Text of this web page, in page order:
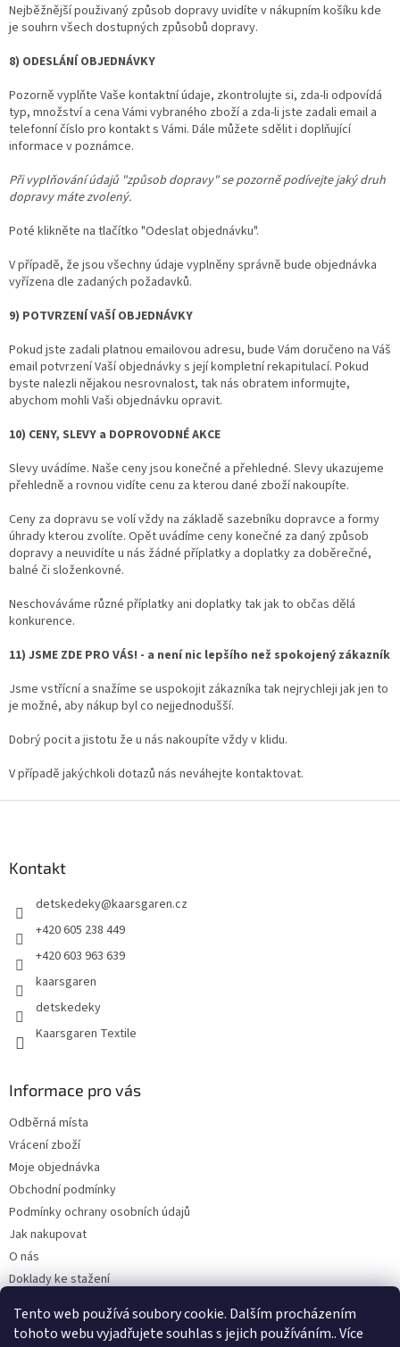
Tento web používá soubory cookie. Dalším procházením
tohoto webu vyjadřujete souhlas s jejich používáním.. Více
Nejběžnější použivaný způsob dopravy uvidíte v nákupním košíku kde
je souhrn všech dostupných způsobů dopravy.
8) ODESLÁNÍ OBJEDNÁVKY
Pozorně vyplňte Vaše kontaktní údaje, zkontrolujte si, zda-li odpovídá
typ, množství a cena Vámi vybraného zboží a zda-li jste zadali email a
telefonní číslo pro kontakt s Vámi. Dále můžete sdělit i doplňující
informace v poznámce.
Při vyplňování údajů "způsob dopravy" se pozorně podívejte jaký druh
dopravy máte zvolený.
Poté klikněte na tlačítko "Odeslat objednávku".
V případě, že jsou všechny údaje vyplněny správně bude objednávka
vyřízena dle zadaných požadavků.
9) POTVRZENÍ VAŠÍ OBJEDNÁVKY
Pokud jste zadali platnou emailovou adresu, bude Vám doručeno na Váš
email potvrzení Vaší objednávky s její kompletní rekapitulací. Pokud
byste nalezli nějakou nesrovnalost, tak nás obratem informujte,
abychom mohli Vaši objednávku opravit.
10) CENY, SLEVY a DOPROVODNÉ AKCE
Slevy uvádíme. Naše ceny jsou konečné a přehledné. Slevy ukazujeme
přehledně a rovnou vidíte cenu za kterou dané zboží nakoupíte.
Ceny za dopravu se volí vždy na základě sazebníku dopravce a formy
úhrady kterou zvolíte. Opět uvádíme ceny konečné za daný způsob
dopravy a neuvidíte u nás žádné příplatky a doplatky za doběrečné,
balné či složenkovné.
Neschováváme různé příplatky ani doplatky tak jak to občas dělá
konkurence.
11) JSME ZDE PRO VÁS! - a není nic lepšího než spokojený zákazník
Jsme vstřícní a snažíme se uspokojit zákazníka tak nejrychleji jak jen to
je možné, aby nákup byl co nejjednodušší.
Dobrý pocit a jistotu že u nás nakoupíte vždy v klidu.
V případě jakýchkoli dotazů nás neváhejte kontaktovat.
Kontakt
detskedeky@kaarsgaren.cz
+420 605 238 449
+420 603 963 639
kaarsgaren
detskedeky
Kaarsgaren Textile
Informace pro vás
Odběrná místa
Vrácení zboží
Moje objednávka
Obchodní podmínky
Podmínky ochrany osobních údajů
Jak nakupovat
O nás
Doklady ke stažení
Velkoobchod